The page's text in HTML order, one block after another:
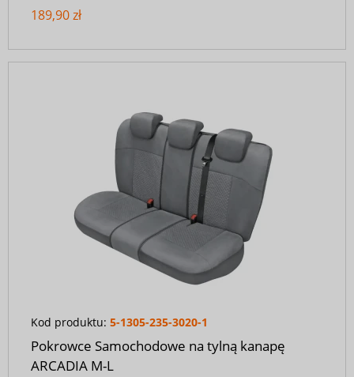
189,90 zł
Kod produktu: 5-1305-235-3020-1
Pokrowce Samochodowe na tylną kanapę
ARCADIA M-L